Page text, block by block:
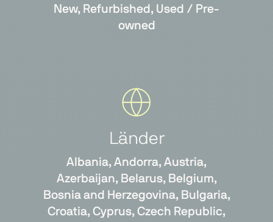
New, Refurbished, Used / Pre-
owned
Länder
Albania, Andorra, Austria,
Azerbaijan, Belarus, Belgium,
Bosnia and Herzegovina, Bulgaria,
Croatia, Cyprus, Czech Republic,